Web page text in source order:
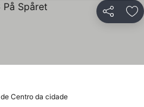
Partilhar
Centro da cidade